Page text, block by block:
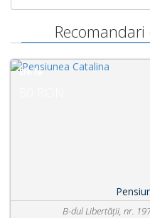
Pensiunea Catalina
Libertății, nr. 197, 105500 Bușteni,